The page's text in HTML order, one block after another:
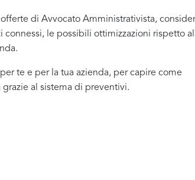
di Avvocato Amministrativista,
le possibili ottimizzazioni rispetto
per te e per la tua azienda, per capire come
al sistema di preventivi.